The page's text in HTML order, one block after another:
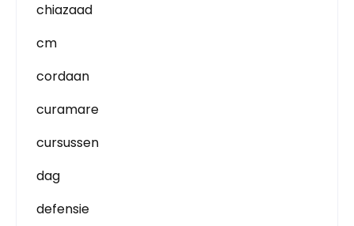
chiazaad
cm
cordaan
curamare
cursussen
dag
defensie